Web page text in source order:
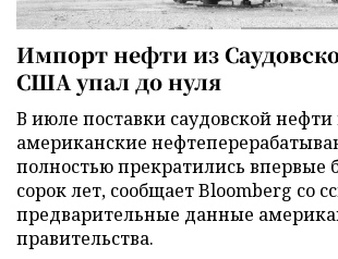
Импорт нефти из
США упал до нуля
В июле поставки саудовской нефти
американские
полностью прекратились впервые
сорок лет, сообщает Bloomberg со
предварительные данные
правительства.